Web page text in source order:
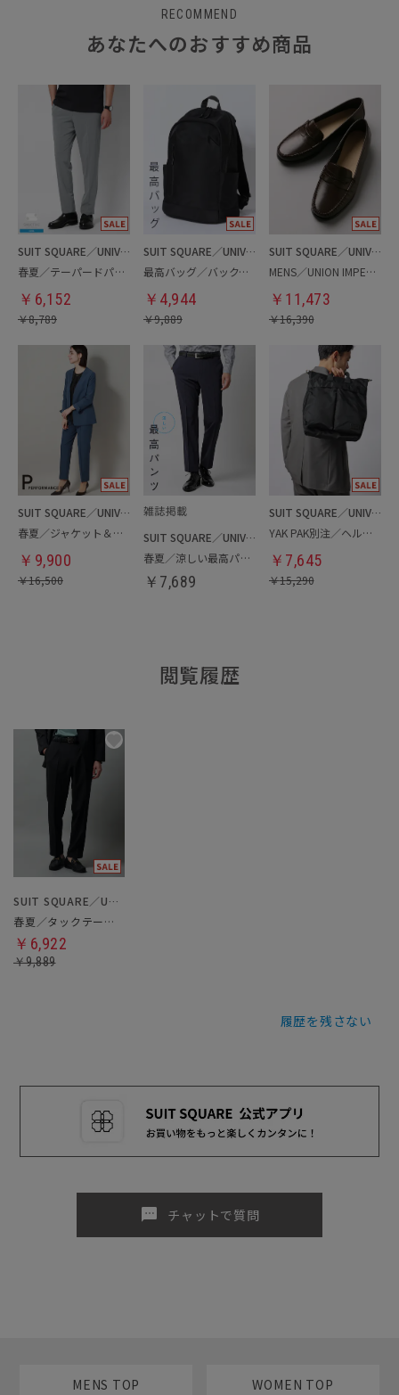
RECOMMEND
あなたへのおすすめ商品
SUIT SQUARE／UNIVERSAL LANGUAGE
春夏／テーパードパンツ
￥ 6,152
￥8,789
SUIT SQUARE／UNIVERSAL LANGUAGE
最高バッグ／バックパック
￥ 4,944
￥9,889
SUIT SQUARE／UNIVERSAL LANGUAGE
MENS／UNION IMPERIAL監修／コインローファー
￥ 11,473
￥16,390
SUIT SQUARE／UNIVERSAL LANGUAGE／WHITE
春夏／ジャケット＆パンツセットアップ／洗濯ネット付き
￥ 9,900
￥16,500
SUIT SQUARE／UNIVERSAL LANGUAGE
春夏／涼しい最高パンツ
￥ 7,689
SUIT SQUARE／UNIVERSAL LANGUAGE
YAK PAK別注／ヘルメットバッグ
￥ 7,645
￥15,290
閲覧履歴
SUIT SQUARE／UNIVERSAL LANGUAGE
春夏／タックテーパードパンツ
￥6,922
￥9,889
履歴を残さない
sms チャットで質問
MENS TOP WOMEN TOP